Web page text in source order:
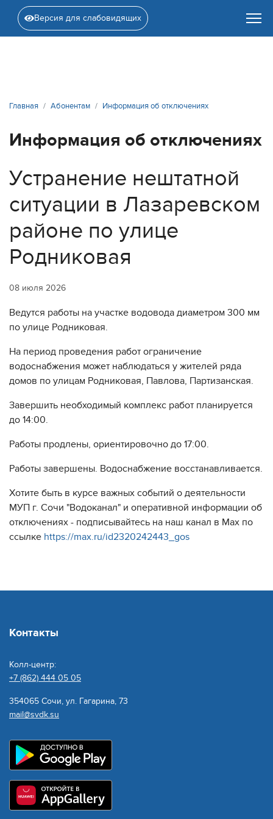
Версия для слабовидящих
Главная Абонентам Информация об отключениях
Информация об отключениях
Устранение нештатной
ситуации в Лазаревском
районе по улице
Родниковая
08 июля 2026
Ведутся работы на участке водовода диаметром 300 мм
по улице Родниковая.
На период проведения работ ограничение
водоснабжения может наблюдаться у жителей ряда
домов по улицам Родниковая, Павлова, Партизанская.
Завершить необходимый комплекс работ планируется
до 14:00.
Работы продлены, ориентировочно до 17:00.
Работы завершены. Водоснабжение восстанавливается.
Хотите быть в курсе важных событий о деятельности
МУП г. Сочи "Водоканал" и оперативной информации об
отключениях - подписывайтесь на наш канал в Max по
ссылке https://max.ru/id2320242443_gos
Контакты
Колл-центр:
+7 (862) 444 05 05
354065 Сочи, ул. Гагарина, 73
mail@svdk.su